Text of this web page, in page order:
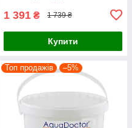
1 391 ₴ 1 739 ₴
Купити
Топ продажів –5%